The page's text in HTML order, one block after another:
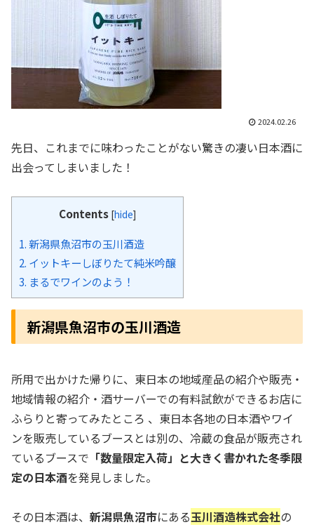
2024.02.26
先日、これまでに味わったことがない驚きの凄い日本酒に
出会ってしまいました！
Contents [hide]
1. 新潟県魚沼市の玉川酒造
2. イットキーしぼりたて純米吟醸
3. まるでワインのよう！
新潟県魚沼市の玉川酒造
所用で出かけた帰りに、東日本の地域産品の紹介や販売・
地域情報の紹介・酒サーバーでの有料試飲ができるお店に
ふらりと寄ってみたところ 、東日本各地の日本酒やワイ
ンを販売しているブースとは別の、冷蔵の食品が販売され
ているブースで 「数量限定入荷」と大きく書かれた冬季限
定の日本酒を発見しました。
その日本酒は、 新潟県魚沼市にある玉川酒造株式会社の